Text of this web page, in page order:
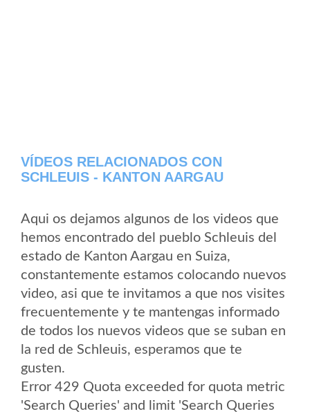
VÍDEOS RELACIONADOS CON
SCHLEUIS - KANTON AARGAU
Aqui os dejamos algunos de los videos que
hemos encontrado del pueblo Schleuis del
estado de Kanton Aargau en Suiza,
constantemente estamos colocando nuevos
video, asi que te invitamos a que nos visites
frecuentemente y te mantengas informado
de todos los nuevos videos que se suban en
la red de Schleuis, esperamos que te
gusten.
Error 429 Quota exceeded for quota metric
'Search Queries' and limit 'Search Queries